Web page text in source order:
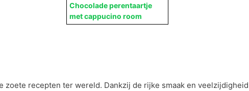
Chocolade perentaartje
met cappucino room
zoete recepten ter wereld. Dankzij de rijke smaak en